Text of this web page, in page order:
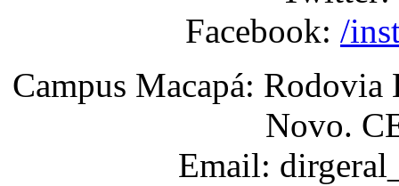
Facebook: /
Campus Macapá:
Novo.
Email: